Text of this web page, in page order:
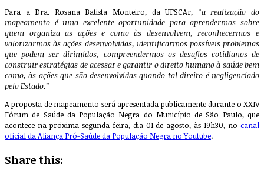
Para a Dra. Rosana Batista Monteiro, da UFSCAr, “a realização do
mapeamento é uma excelente oportunidade para aprendermos sobre
quem organiza as ações e como às desenvolvem, reconhecermos e
valorizarmos às ações desenvolvidas, identificarmos possíveis problemas
que podem ser dirimidos, compreendermos os desafios cotidianos de
construir estratégias de acessar e garantir o direito humano à saúde bem
como, às ações que são desenvolvidas quando tal direito é negligenciado
pelo Estado.”
A proposta de mapeamento será apresentada publicamente durante o XXIV
Fórum de Saúde da População Negra do Município de São Paulo, que
acontece na próxima segunda-feira, dia 01 de agosto, às 19h30, no canal
oficial da Aliança Pró-Saúde da População Negra no Youtube.
Share this: